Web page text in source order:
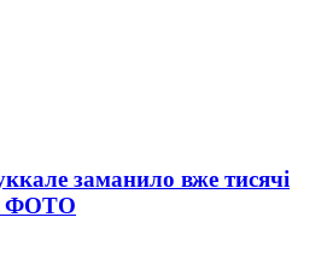
заманило вже тисячі
ФОТО